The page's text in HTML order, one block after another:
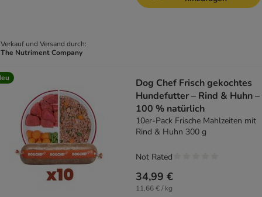
Verkauf und Versand durch:
The Nutriment Company
Dog Chef Frisch gekochtes
Hundefutter – Rind & Huhn –
100 % natürlich
10er-Pack Frische Mahlzeiten mit
Rind & Huhn 300 g
34,99 €
11,66 € / kg
Not Rated